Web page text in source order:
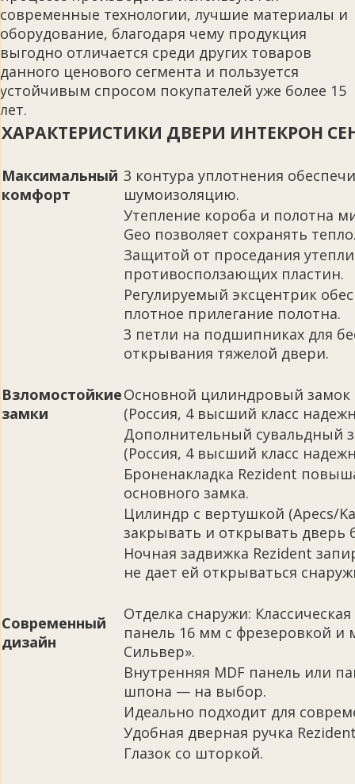
современные технологии, лучшие материалы и
оборудование, благодаря чему продукция
выгодно отличается среди других товаров
данного ценового сегмента и пользуется
устойчивым спросом покупателей уже более 15
лет.
ХАРАКТЕРИСТИКИ ДВЕРИ ИНТЕКРОН
Максимальный
комфорт
3 контура уплотнения
шумоизоляцию.
Утепление короба и полотна
Geo позволяет сохранять
Защитой от проседания
противосползающих пластин.
Регулируемый эксцентрик
плотное прилегание полотна.
3 петли на подшипниках для
открывания тяжелой двери.
Взломостойкие
замки
Основной цилиндровый замок
(Россия, 4 высший класс
Дополнительный сувальдный
(Россия, 4 высший класс
Броненакладка Rezident
основного замка.
Цилиндр с вертушкой (Apecs/
закрывать и открывать дверь
Ночная задвижка Rezident
не дает ей открываться
Современный
дизайн
Отделка снаружи:
панель 16 мм с фрезеровкой и
Сильвер».
Внутренняя MDF панель или
шпона — на выбор.
Идеально подходит для
Удобная дверная ручка
Глазок со шторкой.